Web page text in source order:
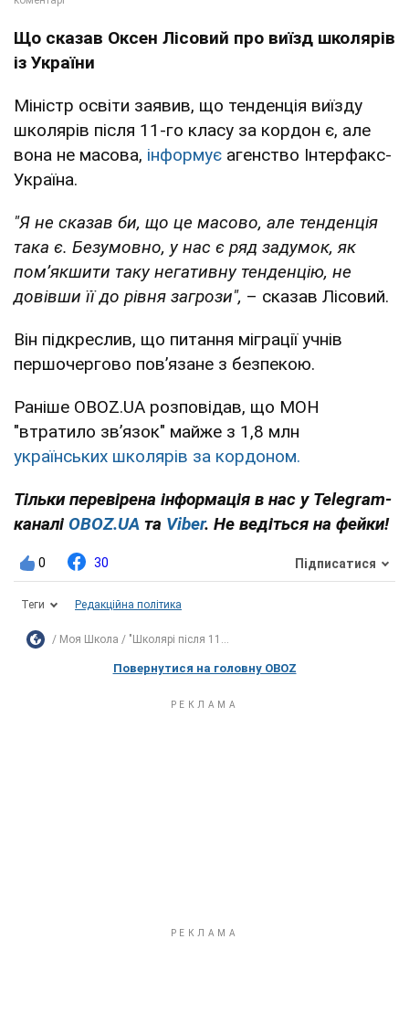
Що сказав Оксен Лісовий про виїзд школярів
із України
Міністр освіти заявив, що тенденція виїзду
школярів після 11-го класу за кордон є, але
вона не масова, інформує агенство Інтерфакс-
Україна.
"Я не сказав би, що це масово, але тенденція
така є. Безумовно, у нас є ряд задумок, як
помʼякшити таку негативну тенденцію, не
довівши її до рівня загрози", – сказав Лісовий.
Він підкреслив, що питання міграції учнів
першочергово повʼязане з безпекою.
Раніше OBOZ.UA розповідав, що МОН
"втратило зв’язок" майже з 1,8 млн
українських школярів за кордоном.
Тільки перевірена інформація в нас у Telegram-
каналі OBOZ.UA та Viber. Не ведіться на фейки!
0 30 Підписатися
Теги Редакційна політика
Моя Школа "Школярі після 11...
Повернутися на головну OBOZ